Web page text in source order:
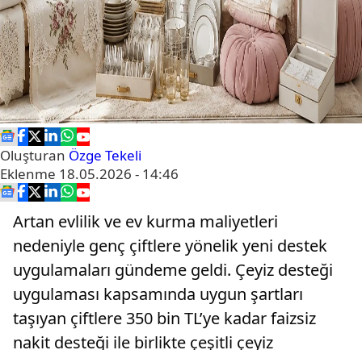
Oluşturan Özge Tekeli
Eklenme 18.05.2026 - 14:46
Artan evlilik ve ev kurma maliyetleri
nedeniyle genç çiftlere yönelik yeni destek
uygulamaları gündeme geldi. Çeyiz desteği
uygulaması kapsamında uygun şartları
taşıyan çiftlere 350 bin TL’ye kadar faizsiz
nakit desteği ile birlikte çeşitli çeyiz